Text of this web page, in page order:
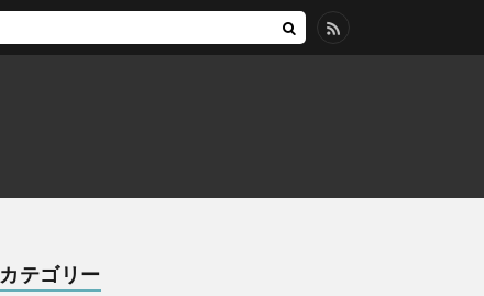
カテゴリー